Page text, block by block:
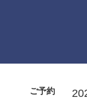
ご予約